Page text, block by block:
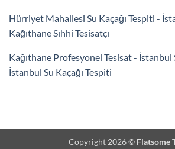
Hürriyet Mahallesi Su Kaçağı Tespiti -
Kağıthane Sıhhi Tesisatçı
Kağıthane Profesyonel Tesisat - İstanbul
İstanbul Su Kaçağı Tespiti
Copyright 2026 © Flatsome